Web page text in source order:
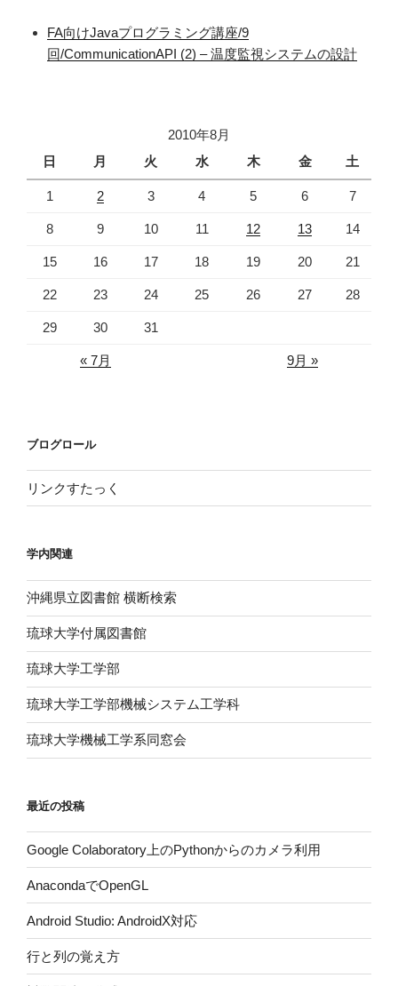
FA向けJavaプログラミング講座/9
回/CommunicationAPI (2) – 温度監視システムの設計
2010年8月
日
月 火 水 木 金 土
1 2 3 4 5 6 7
8 9 10 11 12 13 14
15 16 17 18 19 20 21
22 23 24 25 26 27 28
29 30 31
« 7月 9月 »
ブログロール
リンクすたっく
学内関連
沖縄県立図書館 横断検索
琉球大学付属図書館
琉球大学工学部
琉球大学工学部機械システム工学科
琉球大学機械工学系同窓会
最近の投稿
Google Colaboratory上のPythonからのカメラ利用
AnacondaでOpenGL
Android Studio: AndroidX対応
行と列の覚え方